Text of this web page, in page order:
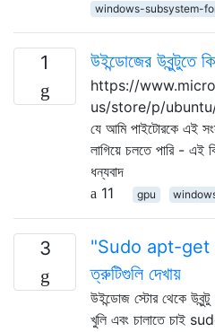
windows-subsystem-
1 উইন্ডোজের উবুন্টুতে
https://
us/store/p/ubuntu/
যে আমি পাইটোরকে এই
লাগিয়ে চলতে পারি -
ধন্যবাদ
11
gpu
3
"Sudo apt-get
ত্রুটিগুলি দেখায়
উইন্ডোজ স্টোর থেকে
খুলি এবং চালাতে চাই